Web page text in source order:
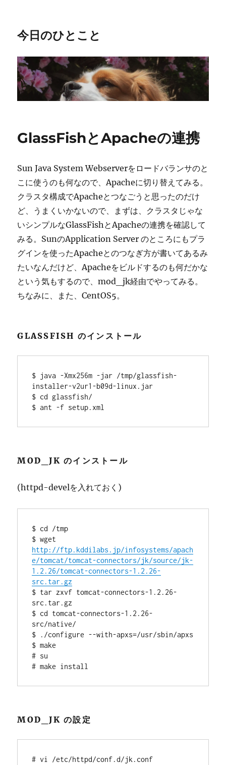
今日のひとこと
GlassFishとApacheの連携
Sun Java System Webserverをロードバランサのと
こに使うのも何なので、Apacheに切り替えてみる。
クラスタ構成でApacheとつなごうと思ったのだけ
ど、うまくいかないので、まずは、クラスタじゃな
いシンプルなGlassFishとApacheの連携を確認して
みる。SunのApplication Server のところにもプラ
グインを使ったApacheとのつなぎ方が書いてあるみ
たいなんだけど、Apacheをビルドするのも何だかな
という気もするので、mod_jk経由でやってみる。
ちなみに、また、CentOS5。
GLASSFISH のインストール
$ java -Xmx256m -jar /tmp/glassfish-
installer-v2ur1-b09d-linux.jar
$ cd glassfish/
MOD_JK のインストール
(httpd-develを入れておく)
$ cd /tmp
http://ftp.kddilabs.jp/infosystems/apach
e/tomcat/tomcat-connectors/jk/source/jk-
1.2.26/tomcat-connectors-1.2.26-
src.tar.gz
$ tar zxvf tomcat-connectors-1.2.26-
src.tar.gz
$ cd tomcat-connectors-1.2.26-
src/native/
$ ./configure --with-apxs=/usr/sbin/apxs
$ make
# su
MOD_JK の設定
# vi /etc/httpd/conf.d/jk.conf